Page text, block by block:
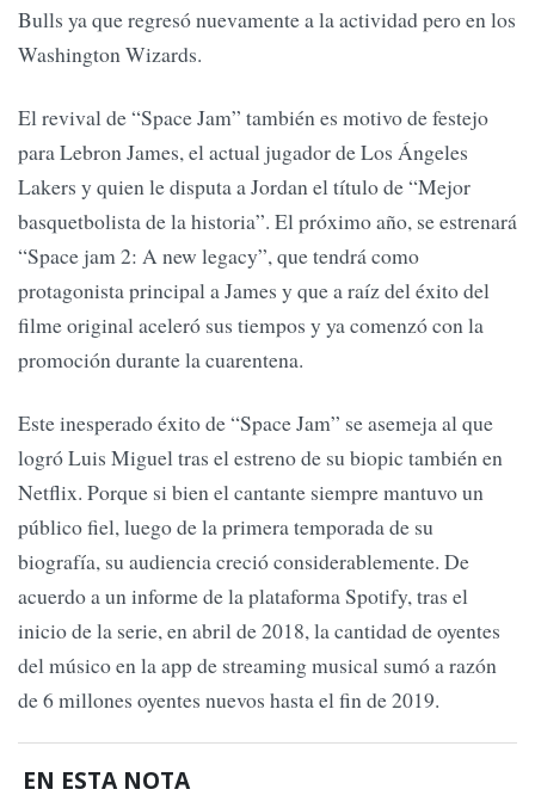
Bulls ya que regresó nuevamente a la actividad pero en los
Washington Wizards.
El revival de “Space Jam” también es motivo de festejo
para Lebron James, el actual jugador de Los Ángeles
Lakers y quien le disputa a Jordan el título de “Mejor
basquetbolista de la historia”. El próximo año, se estrenará
“Space jam 2: A new legacy”, que tendrá como
protagonista principal a James y que a raíz del éxito del
filme original aceleró sus tiempos y ya comenzó con la
promoción durante la cuarentena.
Este inesperado éxito de “Space Jam” se asemeja al que
logró Luis Miguel tras el estreno de su biopic también en
Netflix. Porque si bien el cantante siempre mantuvo un
público fiel, luego de la primera temporada de su
biografía, su audiencia creció considerablemente. De
acuerdo a un informe de la plataforma Spotify, tras el
inicio de la serie, en abril de 2018, la cantidad de oyentes
del músico en la app de streaming musical sumó a razón
de 6 millones oyentes nuevos hasta el fin de 2019.
EN ESTA NOTA